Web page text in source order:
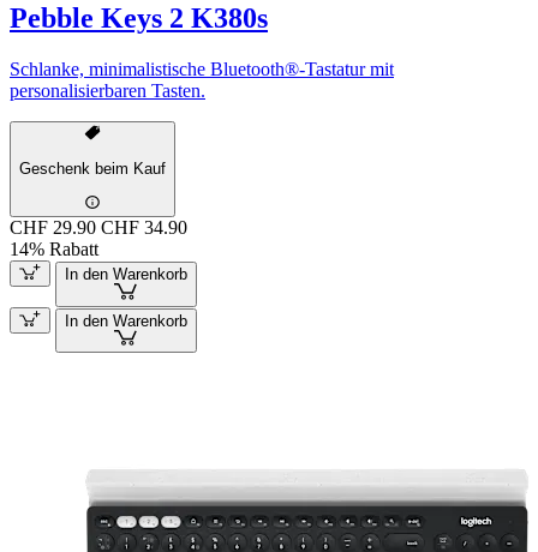
Pebble Keys 2 K380s
Schlanke, minimalistische Bluetooth®-Tastatur mit
personalisierbaren Tasten.
Geschenk beim Kauf
CHF 29.90 CHF 34.90
14% Rabatt
In den Warenkorb
In den Warenkorb